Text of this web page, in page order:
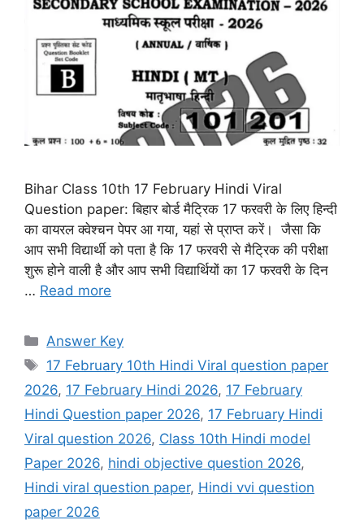
Bihar Class 10th 17 February Hindi Viral
Question paper: बिहार बोर्ड मैट्रिक 17 फरवरी के लिए हिन्दी
का वायरल क्वेश्चन पेपर आ गया, यहां से प्राप्त करें। जैसा कि
आप सभी विद्यार्थी को पता है कि 17 फरवरी से मैट्रिक की परीक्षा
शुरू होने वाली है और आप सभी विद्यार्थियों का 17 फरवरी के दिन
… Read more
Categories
Answer Key
Tags
17 February 10th Hindi Viral question paper
2026, 17 February Hindi 2026, 17 February
Hindi Question paper 2026, 17 February Hindi
Viral question 2026, Class 10th Hindi model
Paper 2026, hindi objective question 2026,
Hindi viral question paper, Hindi vvi question
paper 2026